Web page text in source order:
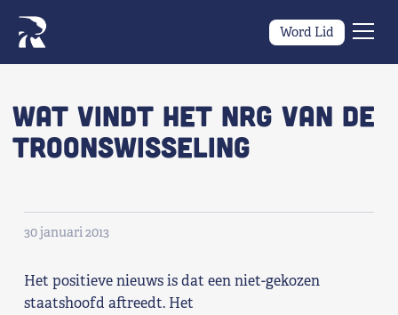
Word Lid
×
Wat we doen
Wie we zijn
wat vindt het NRG van de
troonswisseling
30 januari 2013
Het positieve nieuws is dat een niet-gekozen
staatshoofd aftreedt. Het